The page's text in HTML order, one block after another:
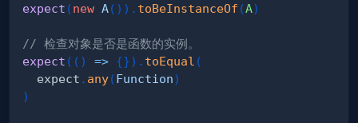
expect (new A( ) ) . toBeInstanceOf (A)
// 检查对象是否是函数的实例。
expect ( ( ) => {}) . toEqual (
  expect
. any(Function)
)